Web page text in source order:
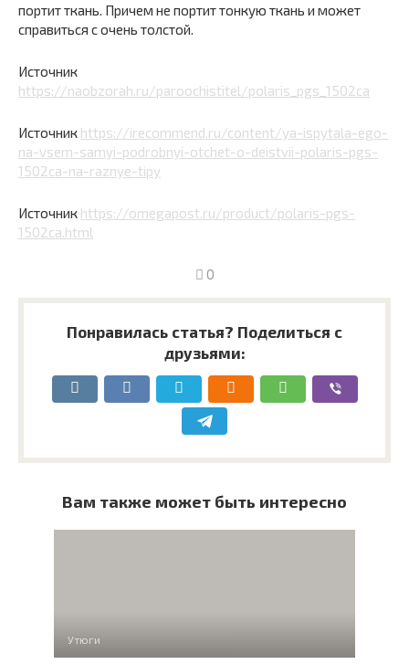
портит ткань. Причем не портит тонкую ткань и может
справиться с очень толстой.
Источник
https://naobzorah.ru/paroochistitel/polaris_pgs_1502ca
Источник https://irecommend.ru/content/ya-ispytala-ego-
na-vsem-samyi-podrobnyi-otchet-o-deistvii-polaris-pgs-
1502ca-na-raznye-tipy
Источник https://omegapost.ru/product/polaris-pgs-
1502ca.html
0
Понравилась статья? Поделиться с
друзьями:
Вам также может быть интересно
Утюги